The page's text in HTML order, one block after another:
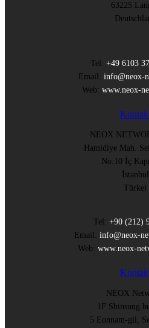
63225
Tel: +49 6103
Email: info@neox-
Web: www.neox-
NEOX
Hamidiye Mah.
No:10 İç
İstanbul
Türkei
Tel: +90 (212)
Email: info@neox-
Web: www.neox-
NEOX
1F Shinsung
5 Eonnam-gil,